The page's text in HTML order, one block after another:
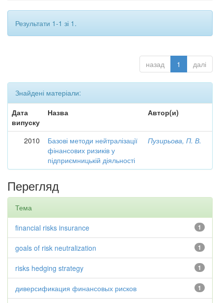
Результати 1-1 зі 1.
назад 1 далі
Знайдені матеріали:
Дата
випуску
Назва Автор(и)
2010
Базові методи нейтралізації
фінансових ризиків у
підприємницькій діяльності
Пузирьова, П. В.
Перегляд
Тема
1
financial risks insurance
1
goals of risk neutralization
1
risks hedging strategy
1
диверсификация финансовых рисков